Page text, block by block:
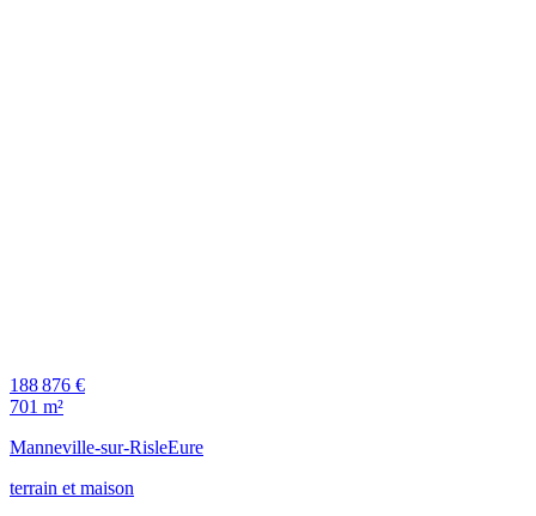
188 876 €
701 m²
Manneville-sur-RisleEure
terrain et maison